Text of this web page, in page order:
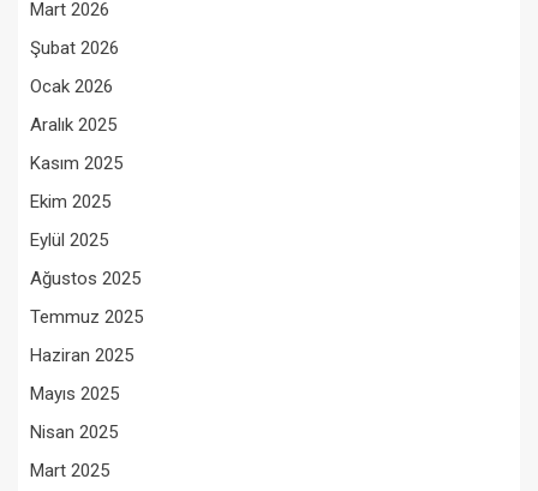
Mart 2026
Şubat 2026
Ocak 2026
Aralık 2025
Kasım 2025
Ekim 2025
Eylül 2025
Ağustos 2025
Temmuz 2025
Haziran 2025
Mayıs 2025
Nisan 2025
Mart 2025